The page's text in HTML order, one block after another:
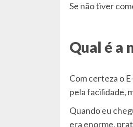
Se não tiver
Qual é a
Com certeza o
pela facilidade,
Quando eu
era enorme,